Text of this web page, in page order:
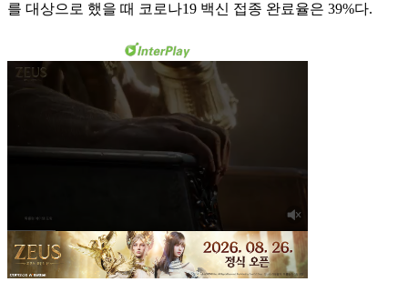
를 대상으로 했을 때 코로나19 백신 접종 완료율은 39%다.